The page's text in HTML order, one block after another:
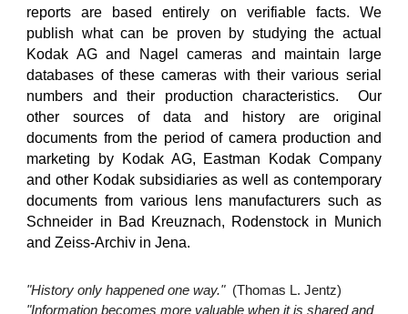
reports are based entirely on verifiable facts. We
publish what can be proven by studying the actual
Kodak AG and Nagel cameras and maintain large
databases of these cameras with their various serial
numbers and their production characteristics. Our
other sources of data and history are original
documents from the period of camera production and
marketing by Kodak AG, Eastman Kodak Company
and other Kodak subsidiaries as well as contemporary
documents from various lens manufacturers such as
Schneider in Bad Kreuznach, Rodenstock in Munich
and Zeiss-Archiv in Jena.
"History only happened one way." (Thomas L. Jentz)
"Information becomes more valuable when it is shared and